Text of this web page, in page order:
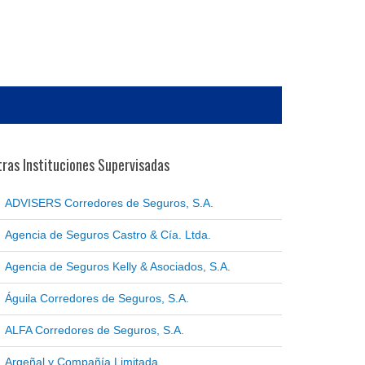
Instituciones Supervisadas
ADVISERS Corredores de Seguros, S.A.
Agencia de Seguros Castro & Cía. Ltda.
Agencia de Seguros Kelly & Asociados, S.A.
Águila Corredores de Seguros, S.A.
ALFA Corredores de Seguros, S.A.
Argeñal y Compañía Limitada.